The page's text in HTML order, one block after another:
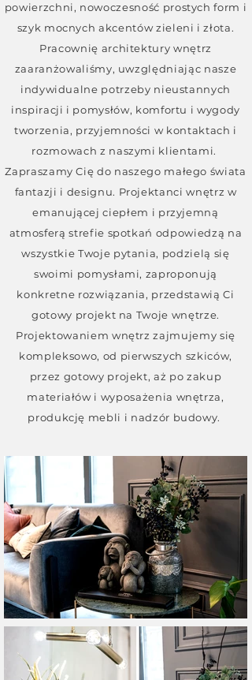
powierzchni, nowoczesność prostych form i
szyk mocnych akcentów zieleni i złota.
Pracownię architektury wnętrz
zaaranżowaliśmy, uwzględniając nasze
indywidualne potrzeby nieustannych
inspiracji i pomysłów, komfortu i wygody
tworzenia, przyjemności w kontaktach i
rozmowach z naszymi klientami.
Zapraszamy Cię do naszego małego świata
fantazji i designu. Projektanci wnętrz w
emanującej ciepłem i przyjemną
atmosferą strefie spotkań odpowiedzą na
wszystkie Twoje pytania, podzielą się
swoimi pomysłami, zaproponują
konkretne rozwiązania, przedstawią Ci
gotowy projekt na Twoje wnętrze.
Projektowaniem wnętrz zajmujemy się
kompleksowo, od pierwszych szkiców,
przez gotowy projekt, aż po zakup
materiałów i wyposażenia wnętrza,
produkcję mebli i nadzór budowy.